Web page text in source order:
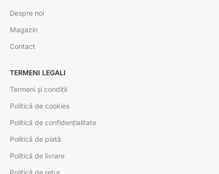
Despre noi
Magazin
Contact
TERMENI LEGALI
Termeni și condiții
Politică de cookies
Politică de confidențialitate
Politică de plată
Politică de livrare